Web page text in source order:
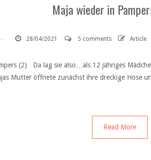
Maja wieder in
28/04/2021 5 comments Article
(2) Da lag sie also…als 12 jähriges
Mutter öffnete zunächst ihre dreckige Hose
Read More